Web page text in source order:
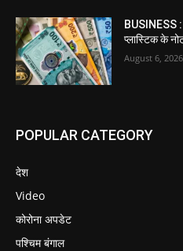
BUSINESS
प्लास्टिक के
August 6, 2026
POPULAR CATEGORY
देश
Video
कोरोना अपडेट
पश्चिम बंगाल